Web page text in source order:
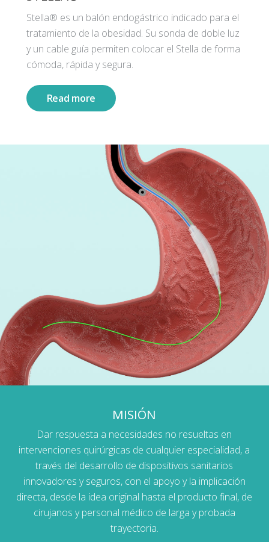
Stella® es un balón endogástrico indicado para el
tratamiento de la obesidad. Su sonda de doble luz
y un cable guía permiten colocar el Stella de forma
cómoda, rápida y segura.
Read more
MISIÓN
Dar respuesta a necesidades no resueltas en
intervenciones quirúrgicas de cualquier especialidad, a
través del desarrollo de dispositivos sanitarios
innovadores y seguros, con el apoyo y la implicación
directa, desde la idea original hasta el producto final, de
cirujanos y personal médico de larga y probada
trayectoria.